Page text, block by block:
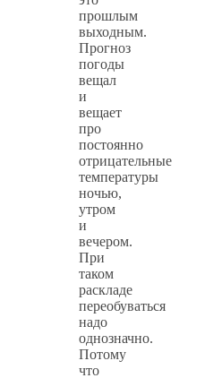
прошлым
выходным.
Прогноз
погоды
вещал
и
вещает
про
постоянно
отрицательные
температуры
ночью,
утром
и
вечером.
При
таком
раскладе
переобуваться
надо
однозначно.
Потому
что